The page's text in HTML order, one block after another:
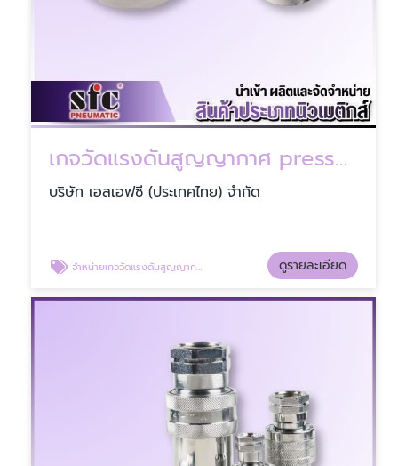
เกจวัดแรงดันสูญญากาศ pressure gauge
บริษัท เอสเอฟซี (ประเทศไทย) จำกัด
จำหน่ายเกจวัดแรงดันสูญญากาศ ดูรายละเอียด